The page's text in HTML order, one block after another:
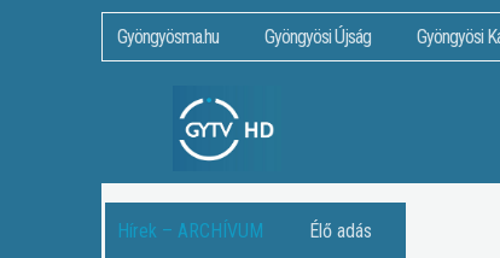
Gyöngyösma.hu Gyöngyösi Újság Gyöngyösi
Hírek – ARCHÍVUM Élő adás